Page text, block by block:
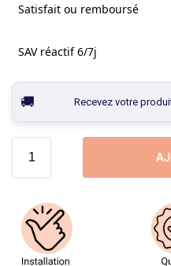
Satisfait ou remboursé
SAV réactif 6/7j
Recevez votre